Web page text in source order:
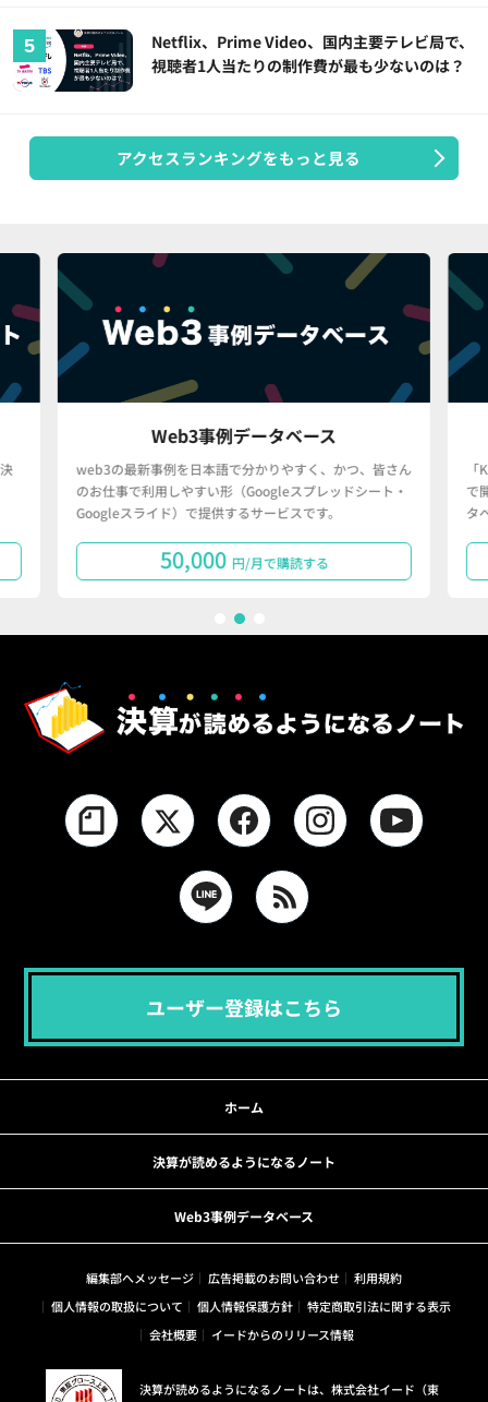
Netflix、Prime Video、国内主要テレビ局で、
視聴者1人当たりの制作費が最も少ないのは？
アクセスランキングをもっと見る
Web3事例データベース
web3の最新事例を日本語で分かりやすく、かつ、皆さん
のお仕事で利用しやすい形（Googleスプレッドシート・
Googleスライド）で提供するサービスです。
50,000 円/月で購読する
で
タ
ユーザー登録はこちら
ホーム
決算が読めるようになるノート
Web3事例データベース
編集部へメッセージ 広告掲載のお問い合わせ
利用規約
個人情報の取扱について
個人情報保護方針
特定商取引法に関する表示
会社概要
イードからのリリース情報
決算が読めるようになるノートは、株式会社イード（東